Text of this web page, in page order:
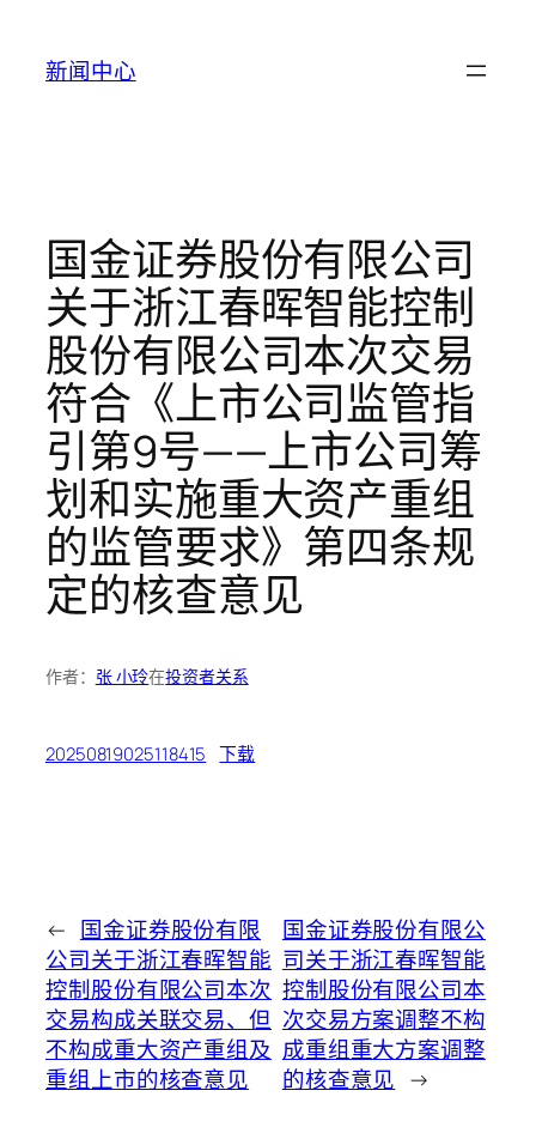
新闻中心
国金证券股份有限公司
关于浙江春晖智能控制
股份有限公司本次交易
符合《上市公司监管指
引第9号——上市公司筹
划和实施重大资产重组
的监管要求》第四条规
定的核查意见
作者： 张 小玲在投资者关系
20250819025118415 下载
← 国金证券股份有限
公司关于浙江春晖智能
控制股份有限公司本次
交易构成关联交易、但
不构成重大资产重组及
重组上市的核查意见
国金证券股份有限公
司关于浙江春晖智能
控制股份有限公司本
次交易方案调整不构
成重组重大方案调整
的核查意见 →